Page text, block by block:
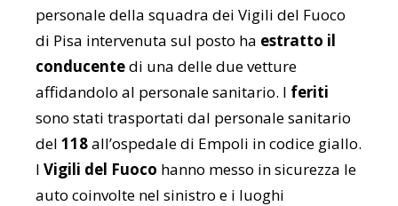
personale della squadra dei Vigili del Fuoco
di Pisa intervenuta sul posto ha estratto il
conducentedi una delle due vetture
affidandolo al personale sanitario. I feriti
sono stati trasportati dal personale sanitario
del 118all’ospedale di Empoli in codice giallo.
I Vigili del Fuoco hanno messo in sicurezza le
auto coinvolte nel sinistro e i luoghi